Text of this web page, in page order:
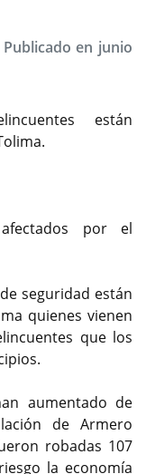
en junio
están
por el
seguridad están
quienes vienen
que los
aumentado de
de Armero
robadas 107
la economía